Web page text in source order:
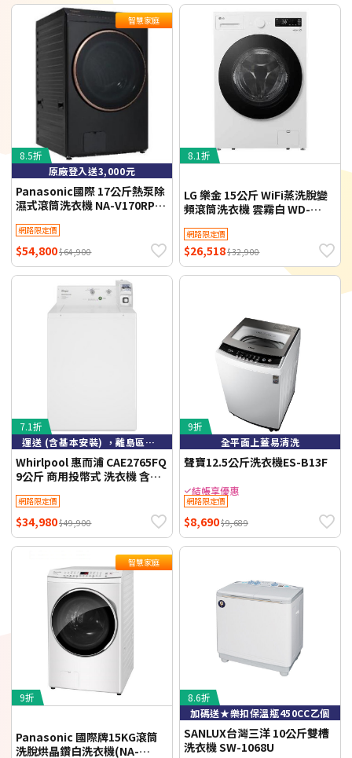
8.5折
智慧家庭
原廠登入送3,000元
Panasonic國際 17公斤熱泵除
濕式滾筒洗衣機 NA-V170RPH-
節能回饋金(自行官網登
入)$3000【限時優惠】
網路限定價
$54,800$64,900
8.1折
LG 樂金 15公斤 WiFi蒸洗脫變
頻滾筒洗衣機 雲霧白 WD-
網路限定價
$26,518$32,900
7.1折
運送 (含基本安裝) ，離島區域不配送，運送偏遠地區運費另計
Whirlpool 惠而浦 CAE2765FQ
9公斤 商用投幣式 洗衣機 含標
網路限定價
$34,980$49,900
9折
全平面上蓋易清洗
聲寶12.5公斤洗衣機ES-B13F
結帳享優惠
網路限定價
$8,690$9,689
9折
智慧家庭
Panasonic 國際牌15KG滾筒
洗脫烘晶鑽白洗衣機(NA-
8.6折
加碼送★樂扣保溫瓶450CC乙個
SANLUX台灣三洋 10公斤雙槽
洗衣機 SW-1068U